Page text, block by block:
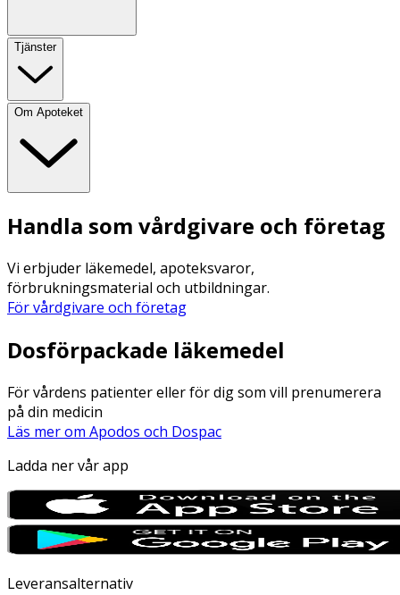
Tjänster
Om Apoteket
Handla som vårdgivare och företag
Vi erbjuder läkemedel, apoteksvaror,
förbrukningsmaterial och utbildningar.
För vårdgivare och företag
Dosförpackade läkemedel
För vårdens patienter eller för dig som vill prenumerera
på din medicin
Läs mer om Apodos och Dospac
Ladda ner vår app
Leveransalternativ